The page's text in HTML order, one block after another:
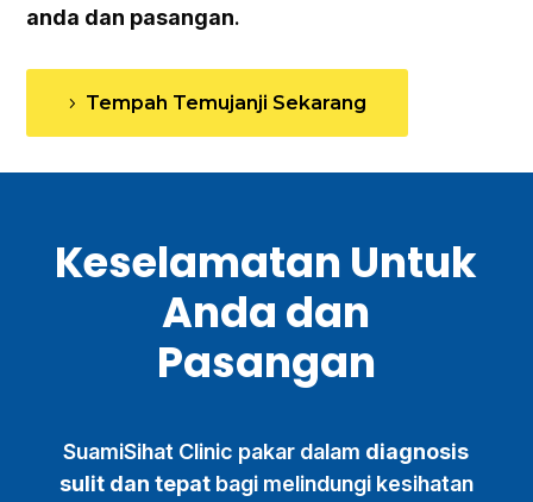
anda dan pasangan.
Tempah Temujanji Sekarang
Keselamatan Untuk
Anda dan
Pasangan
SuamiSihat Clinic pakar dalam diagnosis
sulit dan tepatbagi melindungi kesihatan